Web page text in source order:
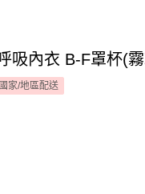
吸內衣 B-F罩杯(
國家/地區配送